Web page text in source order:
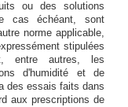
ou des solutions
cas échéant, sont
norme applicable,
stipulées
entre autres, les
d'humidité et de
des essais faits dans
aux prescriptions de